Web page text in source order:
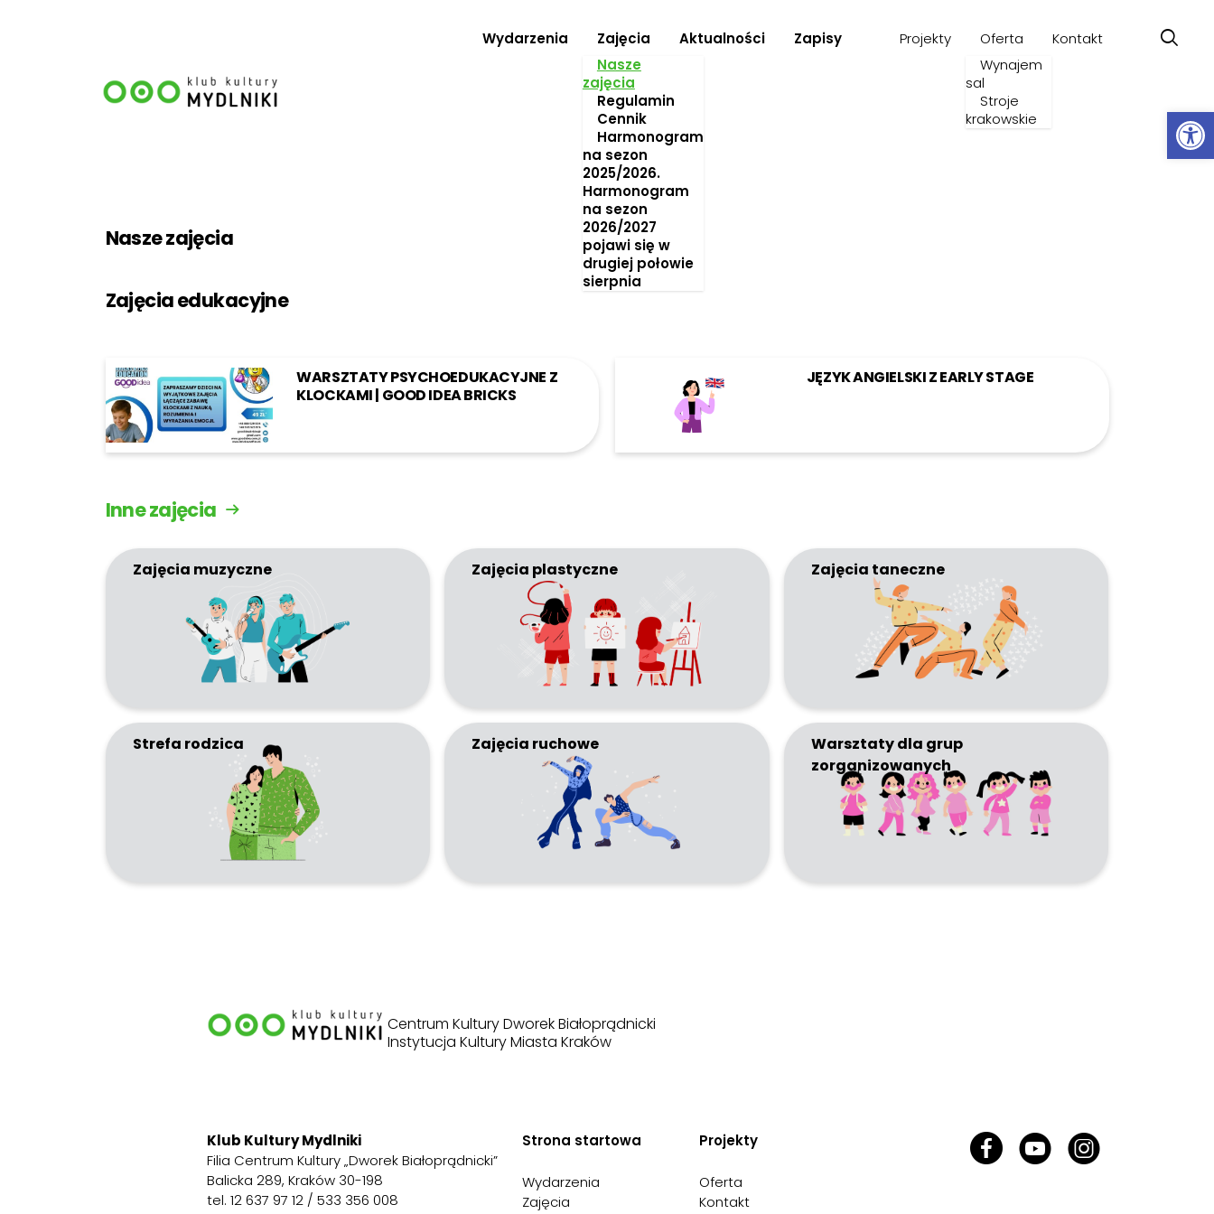
Wydarzenia
Zajęcia
Nasze
zajęcia
Regulamin
Cennik
Harmonogram
na sezon
2025/2026.
Harmonogram
na sezon
2026/2027
pojawi się w
drugiej połowie
sierpnia
Aktualności Zapisy Projekty
Oferta
Wynajem
sal
Stroje
krakowskie
Kontakt
Nasze zajęcia
Zajęcia edukacyjne
WARSZTATY PSYCHOEDUKACYJNE Z
KLOCKAMI | GOOD IDEA BRICKS
JĘZYK ANGIELSKI Z EARLY STAGE
Inne zajęcia
Zajęcia muzyczne Zajęcia plastyczne Zajęcia taneczne
Strefa rodzica Zajęcia ruchowe
Warsztaty dla grup
zorganizowanych
Centrum Kultury Dworek Białoprądnicki
Instytucja Kultury Miasta Kraków
Klub Kultury Mydlniki
Filia Centrum Kultury „Dworek Białoprądnicki”
Balicka 289, Kraków 30-198
tel. 12 637 97 12 / 533 356 008
Strona startowa
Wydarzenia
Zajęcia
Projekty
Oferta
Kontakt